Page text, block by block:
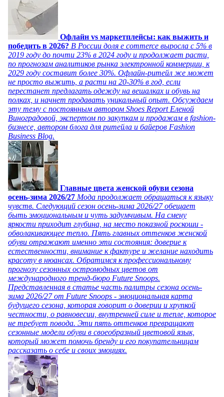
Офлайн vs маркетплейсы: как выжить и
победить в 2026? В России доля e commerce выросла с 5% в
2019 году до почти 23% в 2024 году и продолжает расти,
по прогнозам аналитиков рынка электронной коммерции, к
2029 году составит более 30%. Офлайн-ритейл же может
не просто выжить, а расти на 20-30% в год, если
перестанет предлагать одежду на вешалках и обувь на
полках, и начнет продавать уникальный опыт. Обсуждаем
эту тему с постоянным автором Shoes Report Еленой
Виноградовой, экспертом по закупкам и продажам в fashion-
бизнесе, автором блога для ритейла и байеров Fashion
Business Blog.
Главные цвета женской обуви сезона
осень-зима 2026/27 Мода продолжает обращаться к языку
чувств. Следующий сезон осень-зима 2026/27 обещает
быть эмоциональным и чуть задумчивым. На смену
яркости приходит глубина, на место показной роскоши -
обволакивающее тепло. Пять главных оттенков женской
обуви отражают именно эти состояния: доверие к
естественности, внимание к фактуре и желание находить
красоту в нюансах. Обратимся к профессиональному
прогнозу сезонных остромодных цветов от
международного тренд-бюро Future Snoops.
Представленная в статье часть палитры сезона осень-
зима 2026/27 от Future Snoops - эмоциональная карта
будущего сезона, которая говорит о доверии и хрупкой
честности, о равновесии, внутренней силе и тепле, которое
не требует повода. Эти пять оттенков превращают
сезонные модели обуви в своеобразный цветовой язык,
который может помочь бренду и его покупательницам
рассказать о себе и своих эмоциях.